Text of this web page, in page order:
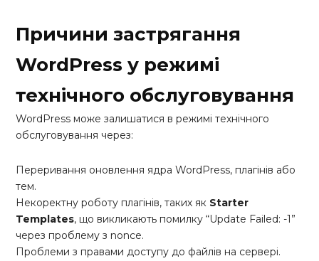
Причини застрягання
WordPress у режимі
технічного обслуговування
WordPress може залишатися в режимі технічного
обслуговування через:
Переривання оновлення ядра WordPress, плагінів або
тем.
Некоректну роботу плагінів, таких як Starter
Templates, що викликають помилку “Update Failed: -1”
через проблему з nonce.
Проблеми з правами доступу до файлів на сервері.